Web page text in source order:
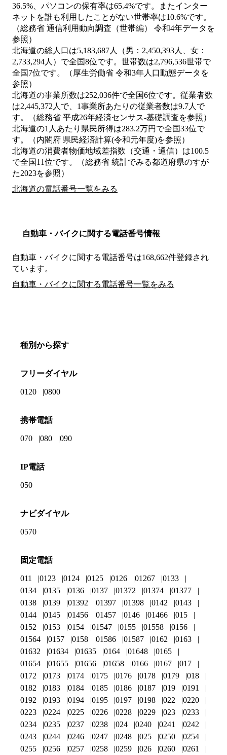
36.5%、パソコンの保有率は65.4%です。またインター
ネットを誰も利用したことがない世帯率は10.6%です。
（総務省 通信利用動向調査（世帯編） 令和4年データを
参照）
北海道の総人口は5,183,687人（男：2,450,393人、女：
2,733,294人）で全国8位です。世帯数は2,796,536世帯で
全国7位です。（厚生労働省 令和3年人口動態データを
参照）
北海道の事業所数は252,036件で全国6位です。従業者数
は2,445,372人で、1事業所あたりの従業者数は9.7人で
す。（総務省 平成26年経済センサス‐基礎調査を参照）
北海道の1人あたり県民所得は283.2万円で全国33位で
す。（内閣府 県民経済計算(令和元年度)を参照）
北海道の消費者物価地域差指数（交通・通信）は100.5
で全国11位です。（総務省 統計でみる都道府県のすが
た2023を参照）
北海道の電話番号一覧をみる
自動車・バイクに関する電話番号情報
自動車・バイクに関する電話番号は168,662件登録され
ています。
自動車・バイクに関する電話番号一覧をみる
種別から探す
フリーダイヤル
0120 0800
携帯電話
070 080 090
IP電話
050
ナビダイヤル
0570
固定電話
011 0123 0124 0125 0126 01267
0133
0134
0135 0136 0137 01372 01374
01377
0138
0139 01392 01397 01398 0142
0143
0144
0145 01456 01457 0146 01466
015
0152
0153 0154 01547 0155 01558
0156
01564
0157 0158 01586 01587 0162
0163
01632
01634 01635 0164 01648
0165
01654
01655 01656 01658 0166 0167
017
0172
0173 0174 0175 0176 0178 0179
018
0182
0183 0184 0185 0186 0187 019
0191
0192
0193 0194 0195 0197 0198 022
0220
0223
0224 0225 0226 0228 0229 023
0233
0234
0235 0237 0238 024 0240 0241
0242
0243
0244 0246 0247 0248 025 0250
0254
0255
0256 0257 0258 0259 026 0260 0261